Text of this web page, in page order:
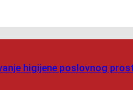
higijene poslovnog